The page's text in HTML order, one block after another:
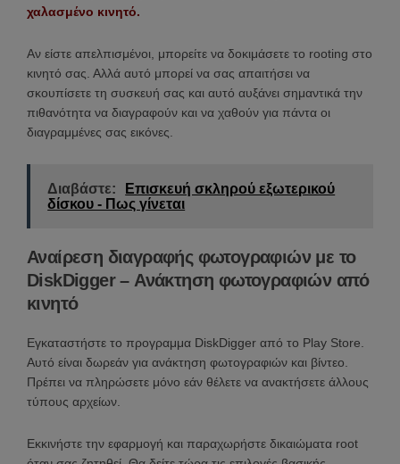
χαλασμένο κινητό.
Αν είστε απελπισμένοι, μπορείτε να δοκιμάσετε το rooting στο
κινητό σας. Αλλά αυτό μπορεί να σας απαιτήσει να
σκουπίσετε τη συσκευή σας και αυτό αυξάνει σημαντικά την
πιθανότητα να διαγραφούν και να χαθούν για πάντα οι
διαγραμμένες σας εικόνες.
Διαβάστε:
Επισκευή σκληρού εξωτερικού
δίσκου - Πως γίνεται
Αναίρεση διαγραφής φωτογραφιών με το
DiskDigger – Ανάκτηση φωτογραφιών από
κινητό
Εγκαταστήστε το προγραμμα DiskDigger από το Play Store.
Αυτό είναι δωρεάν για ανάκτηση φωτογραφιών και βίντεο.
Πρέπει να πληρώσετε μόνο εάν θέλετε να ανακτήσετε άλλους
τύπους αρχείων.
Εκκινήστε την εφαρμογή και παραχωρήστε δικαιώματα root